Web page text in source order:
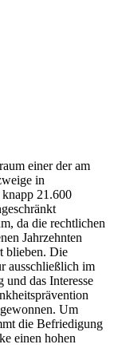
einer der am
in
knapp 21.600
da die rechtlichen
Jahrzehnten
blieben. Die
ausschließlich im
das Interesse
Um
die Befriedigung
einen hohen